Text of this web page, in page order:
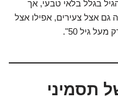
בגלל בלאי טבעי, אך
גם אצל צעירים, אפילו אצל
גיל 50".
תסמיני